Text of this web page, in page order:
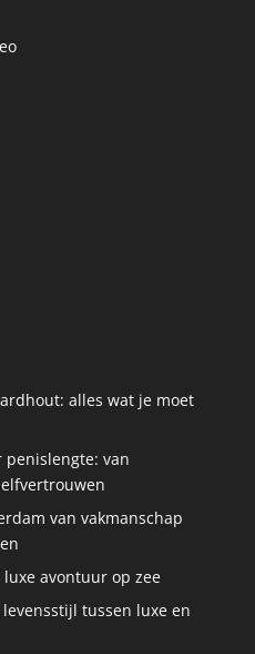
alles wat je moet
penislengte: van
van vakmanschap
avontuur op zee
tussen luxe en